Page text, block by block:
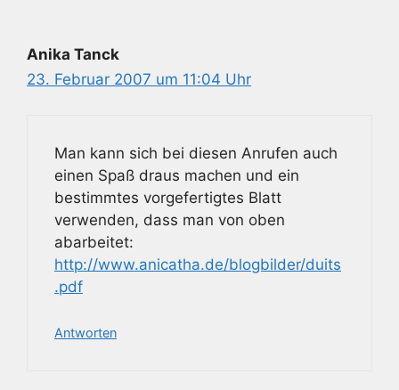
Anika Tanck
23. Februar 2007 um 11:04 Uhr
Man kann sich bei diesen Anrufen auch
einen Spaß draus machen und ein
bestimmtes vorgefertigtes Blatt
verwenden, dass man von oben
abarbeitet:
http://www.anicatha.de/blogbilder/duits
.pdf
Antworten